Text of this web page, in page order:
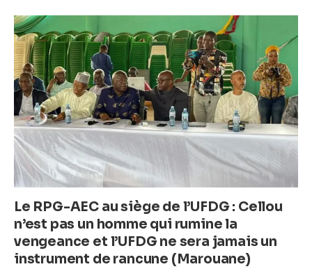
b
o
o
k
A
p
p
n
g
er
Le RPG-AEC au siège de l’UFDG : Cellou
n’est pas un homme qui rumine la
vengeance et l’UFDG ne sera jamais un
instrument de rancune (Marouane)